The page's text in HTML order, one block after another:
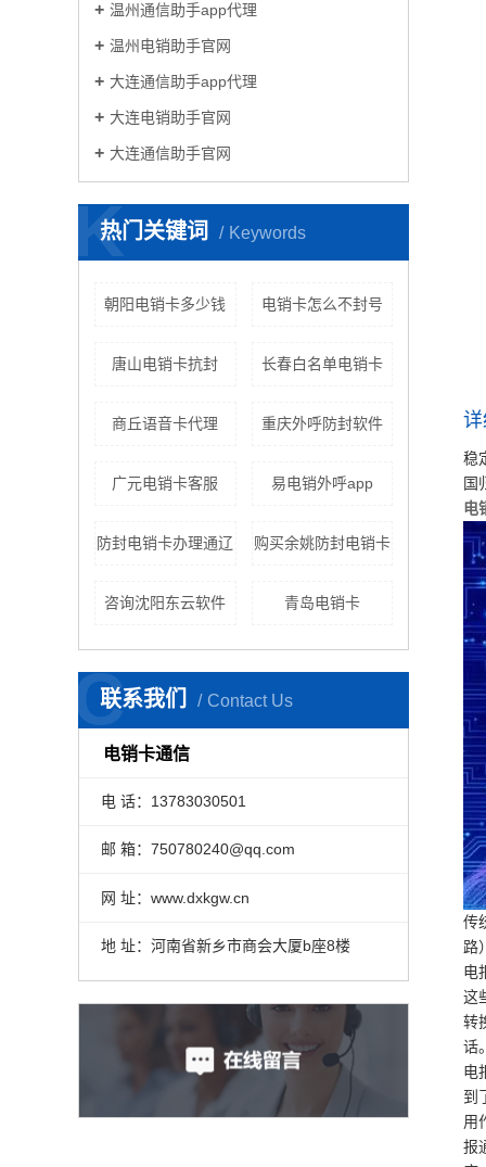
温州通信助手app代理
温州电销助手官网
大连通信助手app代理
大连电销助手官网
大连通信助手官网
热门关键词 Keywords
K
朝阳电销卡多少钱 电销卡怎么不封号
唐山电销卡抗封 长春白名单电销卡
商丘语音卡代理 重庆外呼防封软件
广元电销卡客服 易电销外呼app
防封电销卡办理通辽 购买余姚防封电销卡
咨询沈阳东云软件 青岛电销卡
联系我们 Contact Us
C
电销卡通信
电 话：13783030501
邮 箱：750780240@qq.com
网 址：www.dxkgw.cn
地 址：河南省新乡市商会大厦b座8楼
详
稳
国
电
传
路
电
这
转
话
电
到
用
报